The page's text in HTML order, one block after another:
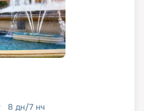
8 дн/7 нч